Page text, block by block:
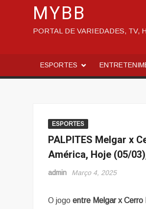
MYBB
PORTAL DE VARIEDADES, TV,
ESPORTES
ESPORTES
PALPITES Melgar x
América, Hoje (05/
admin Março 4, 2025
O jogoentre Melgar x Cerro